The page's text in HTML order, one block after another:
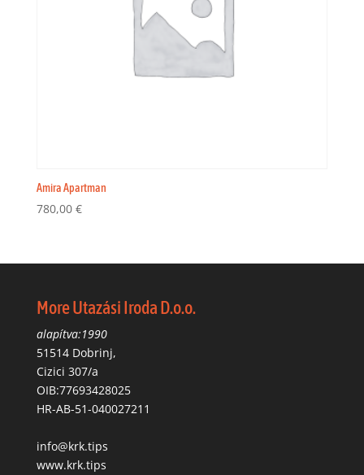
Amira Apartman
780,00 €
More Utazási Iroda D.o.o.
alapítva:1990
51514 Dobrinj,
Cizici 307/a
OIB:77693428025
HR-AB-51-040027211
info@krk.tips
www.krk.tips